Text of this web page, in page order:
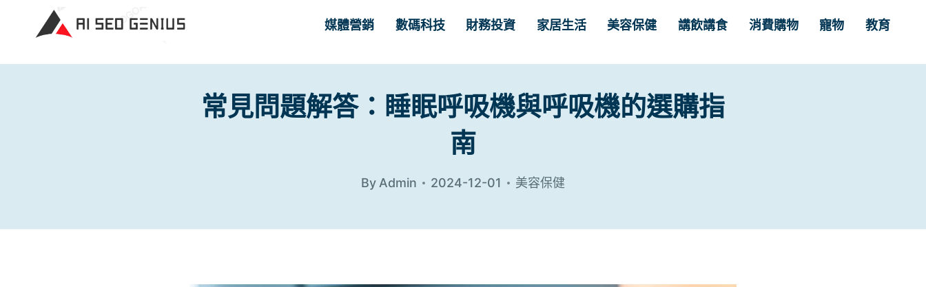
媒體營銷 數碼科技 財務投資 家居生活 美容保健 講飲講食 消費購物 寵物 教育
常見問題解答：睡眠呼吸機與呼吸機的選購指
南
By Admin 2024-12-01 美容保健